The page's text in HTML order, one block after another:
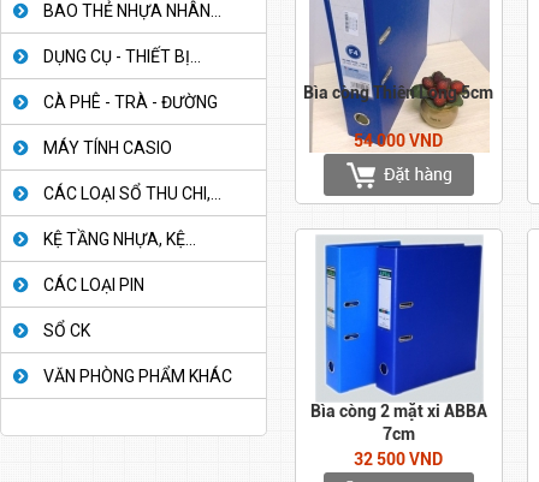
BAO THẺ NHỰA NHÂN...
DỤNG CỤ - THIẾT BỊ...
CÀ PHÊ - TRÀ - ĐƯỜNG
MÁY TÍNH CASIO
CÁC LOẠI SỔ THU CHI,...
KỆ TẦNG NHỰA, KỆ...
CÁC LOẠI PIN
SỔ CK
VĂN PHÒNG PHẨM KHÁC
Bìa còng Thiên Long 5cm
54 000 VND
Bìa còng 2 mặt xi ABBA
7cm
32 500 VND